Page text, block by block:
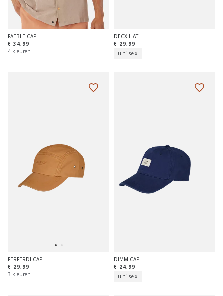
FAEBLE CAP
€ 34,99
4 kleuren
DECX HAT
€ 29,99
unisex
FERFERDI CAP
€ 29,99
3 kleuren
DIMM CAP
€ 24,99
unisex